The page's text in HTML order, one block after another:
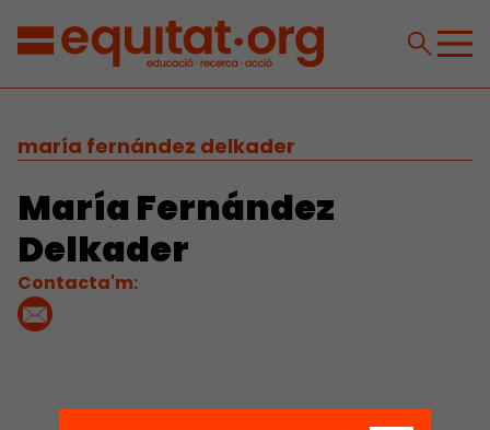
maría fernández delkader
María Fernández
Delkader
Contacta'm: